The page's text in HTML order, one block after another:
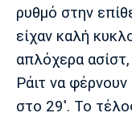
ρυθμό στην
είχαν καλή
απλόχερα
Ράιτ να
στο 29'. Το